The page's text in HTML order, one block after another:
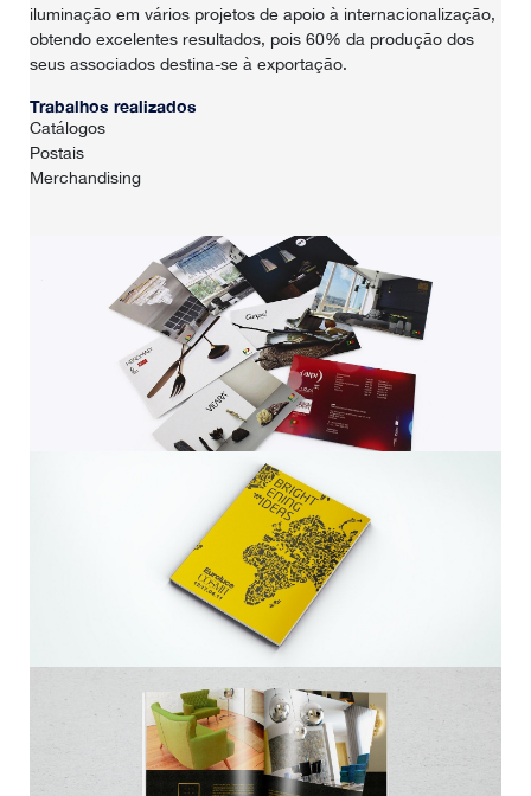
HOME
SOBRE NÓS
iluminação em vários projetos de apoio à internacionalização,
obtendo excelentes resultados, pois 60% da produção dos
seus associados destina-se à exportação.
Trabalhos realizados
Catálogos
Postais
Merchandising